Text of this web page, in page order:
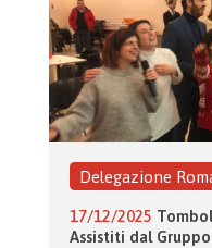
Delegazione
17/12/2025
Assistiti dal